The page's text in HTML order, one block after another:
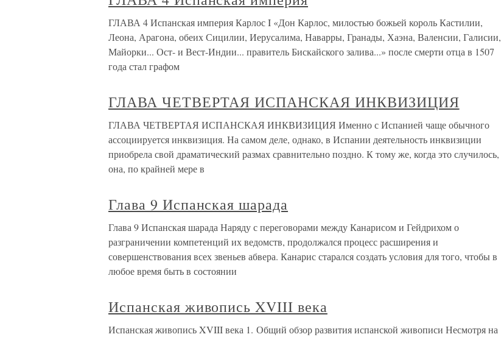
ГЛАВА 4 Испанская империя Карлос I «Дон Карлос, милостью божьей король Кастилии,
Леона, Арагона, обеих Сицилии, Иерусалима, Наварры, Гранады, Хаэна, Валенсии, Галисии,
Майорки... Ост- и Вест-Индии... правитель Бискайского залива...» после смерти отца в 1507
года стал графом
ГЛАВА ЧЕТВЕРТАЯ ИСПАНСКАЯ ИНКВИЗИЦИЯ
ГЛАВА ЧЕТВЕРТАЯ ИСПАНСКАЯ ИНКВИЗИЦИЯ Именно с Испанией чаще обычного
ассоциируется инквизиция. На самом деле, однако, в Испании деятельность инквизиции
приобрела свой драматический размах сравнительно поздно. К тому же, когда это случилось,
она, по крайней мере в
Глава 9 Испанская шарада
Глава 9 Испанская шарада Наряду с переговорами между Канарисом и Гейдрихом о
разграничении компетенций их ведомств, продолжался процесс расширения и
совершенствования всех звеньев абвера. Канарис старался создать условия для того, чтобы в
любое время быть в состоянии
Испанская живопись XVIII века
Испанская живопись XVIII века 1. Общий обзор развития испанской живописи Несмотря на